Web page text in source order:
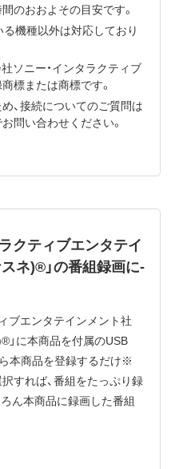
のおおよその目安です。
る機種以外は対応しており
ソニー・インタラクティブ
標または商標です。
、接続についてのご質問は
問い合わせください。
クティブエンタテイ
ネ)®」の番組録画に-
ブエンタテインメント社
」に本商品を付属のUSB
本商品を登録するだけ※
すれば、番組をたっぷり録
ん本商品に録画した番組